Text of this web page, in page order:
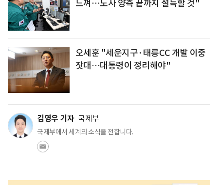
느껴…노사 양측 끝까지 설득할 것"
오세훈 "세운지구·태릉CC 개발 이중
잣대…대통령이 정리해야"
김영우 기자 국제부
국제부에서 세계의 소식을 전합니다.